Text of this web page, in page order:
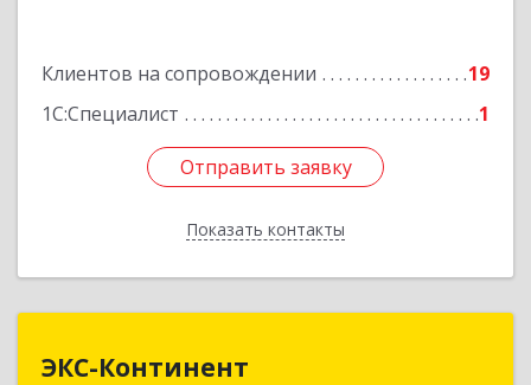
Клиентов на сопровождении
19
1С:Специалист
1
Отправить заявку
Показать контакты
Отправить заявку
Назад
ЭКС-Континент